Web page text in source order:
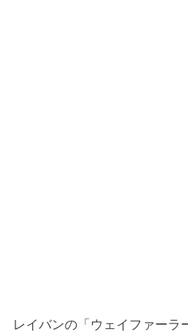
レイバンの「ウェイファーラ